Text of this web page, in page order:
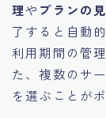
理や プランの
了すると自動
利用期間の管
た、複数のサ
を選ぶことが